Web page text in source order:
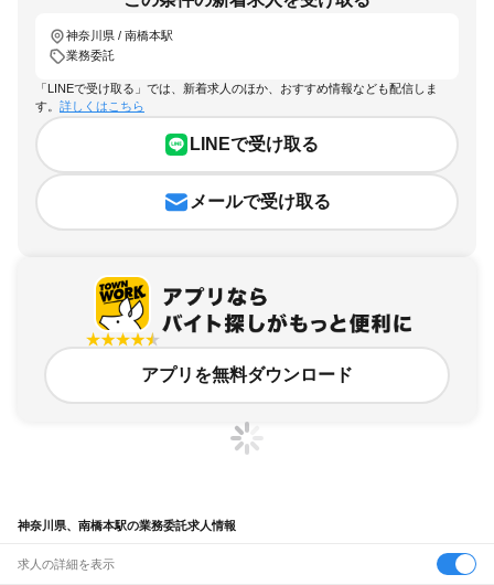
神奈川県 / 南橋本駅
業務委託
「LINEで受け取る」では、新着求人のほか、おすすめ情報なども配信しま
す。 詳しくはこちら
LINEで受け取る
メールで受け取る
アプリを無料ダウンロード
神奈川県、南橋本駅の業務委託求人情報
求人の詳細を表示